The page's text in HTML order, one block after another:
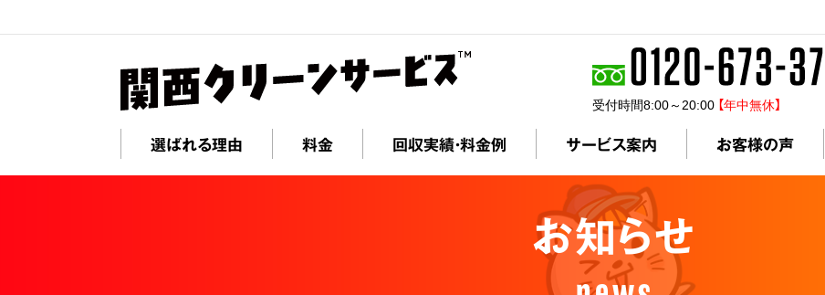
受付時間8:00～20:00 【年中無休】
選ばれる理由 料金 回収実績・料金例 サービス案内 お客様の声
お知らせ